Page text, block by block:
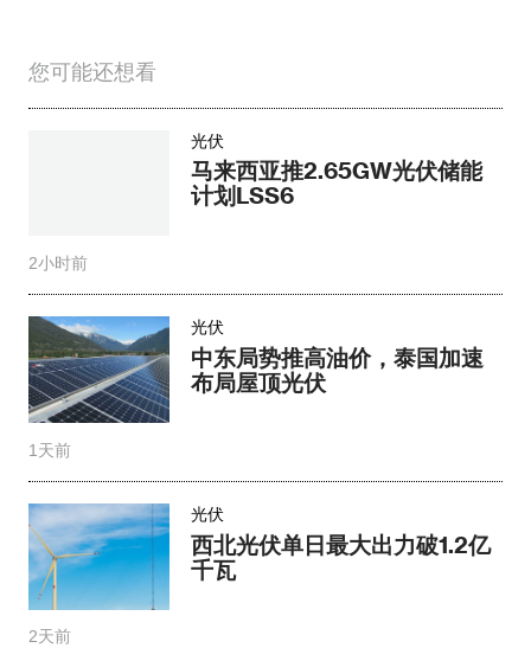
您可能还想看
光伏
马来西亚推2.65GW光伏储能
计划LSS6
2小时前
光伏
中东局势推高油价，泰国加速
布局屋顶光伏
1天前
光伏
西北光伏单日最大出力破1.2亿
千瓦
2天前